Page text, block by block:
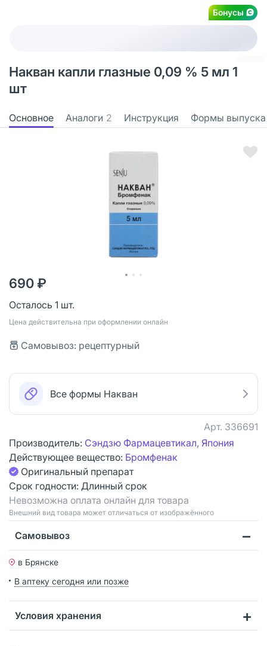
Бонусы
Накван капли глазные 0,09 % 5 мл 1
шт
Основное Аналоги 2 Инструкция Формы выпуска
690 ₽
Осталось 1 шт.
Цена действительна при оформлении онлайн
Самовывоз: рецептурный
Все формы Накван
Арт. 336691
Производитель: Сэндзю Фармацевтикал, Япония
Действующее вещество: Бромфенак
Оригинальный препарат
Срок годности: Длинный срок
Невозможна оплата онлайн для товара
Bнешний вид товара может отличаться от изображённого
Самовывоз
в Брянске
В аптеку сегодня или позже
Условия хранения